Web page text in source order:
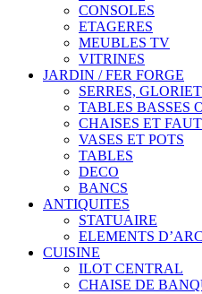
CONSOLES
ETAGERES
MEUBLES TV
VITRINES
JARDIN / FER FORGE
SERRES,
TABLES BASSES
CHAISES ET
VASES ET POTS
TABLES
DECO
BANCS
ANTIQUITES
STATUAIRE
ELEMENTS
CUISINE
ILOT CENTRAL
CHAISE DE